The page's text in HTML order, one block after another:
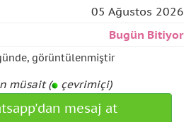
05 Ağustos 2026
Bugün Bitiyor
, görüntülenmiştir
müsait ( çevrimiçi)
mesaj at